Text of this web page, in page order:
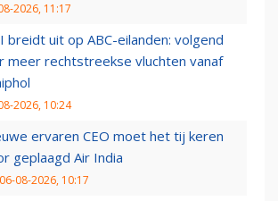
2026, 11:17
breidt uit op ABC-eilanden: volgend
meer rechtstreekse vluchten vanaf
2026, 10:24
ervaren CEO moet het tij keren
geplaagd Air India
06-08-2026, 10:17